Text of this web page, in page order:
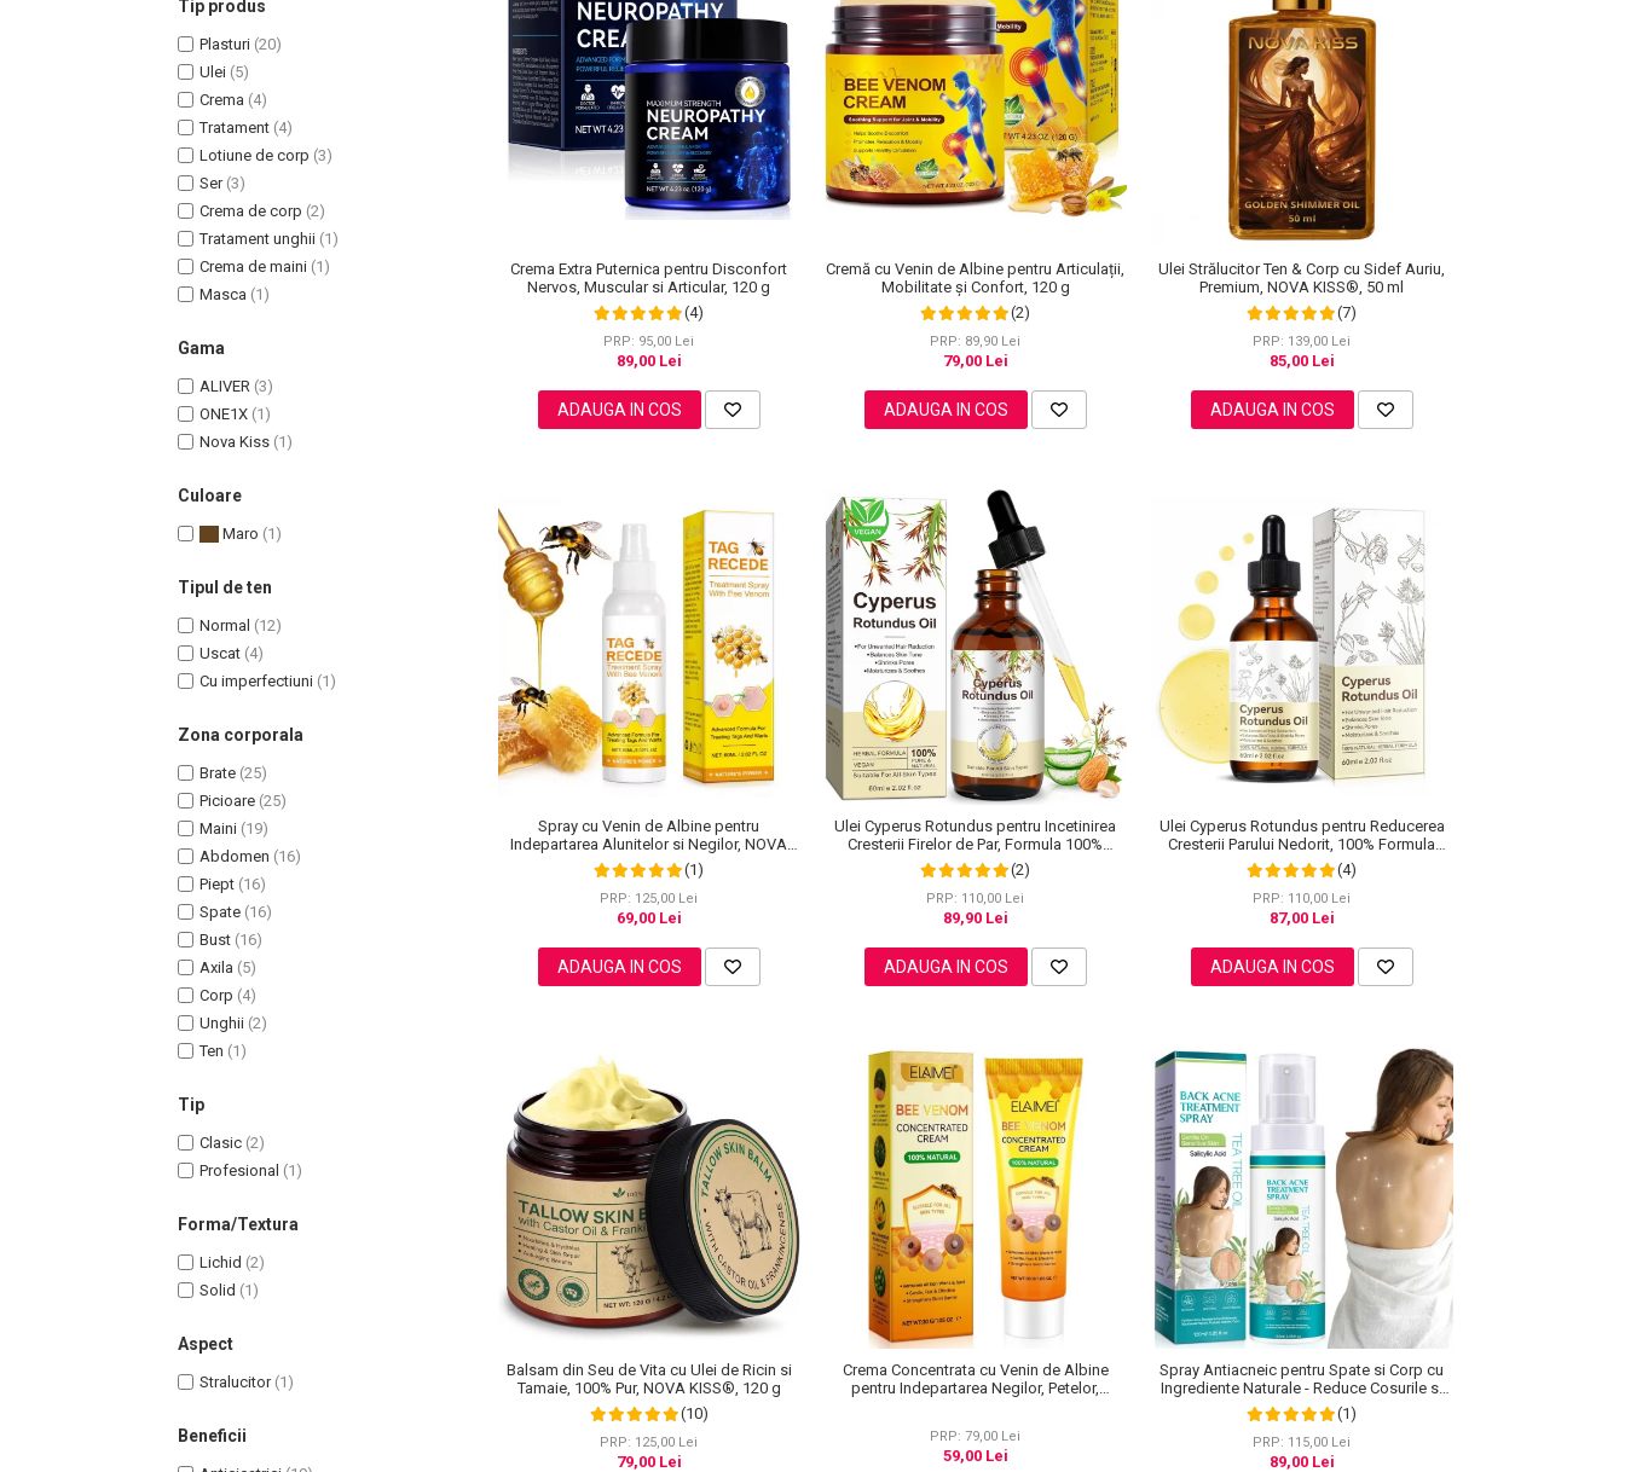
Uleiuri Unghii / Cuticule
Masaj Facial si Drenaj Limfatic
Plasturi ochi / nas / frunte
Produse Curatare Ten
Demachiant si Apa Micelara
Tip produs
Plasturi (20)
Ulei (5)
Crema (4)
Tratament (4)
Lotiune de corp (3)
Ser (3)
Crema de corp (2)
Tratament unghii (1)
Crema de maini (1)
Masca (1)
Gama
ALIVER (3)
ONE1X (1)
Nova Kiss (1)
Culoare
Maro (1)
Tipul de ten
Normal (12)
Uscat (4)
Cu imperfectiuni (1)
Zona corporala
Brate (25)
Picioare (25)
Maini (19)
Abdomen (16)
Piept (16)
Spate (16)
Bust (16)
Axila (5)
Corp (4)
Unghii (2)
Ten (1)
Tip
Clasic (2)
Profesional (1)
Forma/Textura
Lichid (2)
Solid (1)
Aspect
Stralucitor (1)
Beneficii
Crema Extra Puternica pentru Disconfort
Nervos, Muscular si Articular, 120 g
(4)
PRP: 95,00 Lei
89,00 Lei
ADAUGA IN COS
Cremă cu Venin de Albine pentru Articulații,
Mobilitate și Confort, 120 g
(2)
PRP: 89,90 Lei
79,00 Lei
ADAUGA IN COS
Ulei Strălucitor Ten & Corp cu Sidef Auriu,
Premium, NOVA KISS®, 50 ml
(7)
PRP: 139,00 Lei
85,00 Lei
ADAUGA IN COS
Spray cu Venin de Albine pentru
Indepartarea Alunitelor si Negilor, NOVA
KISS®, 60 ml(1)
PRP: 125,00 Lei
69,00 Lei
ADAUGA IN COS
Ulei Cyperus Rotundus pentru Incetinirea
Cresterii Firelor de Par, Formula 100%
Naturala, NOVA KISS®, 60 ml
(2)
PRP: 110,00 Lei
89,90 Lei
ADAUGA IN COS
Ulei Cyperus Rotundus pentru Reducerea
Cresterii Parului Nedorit, 100% Formula
Naturala, NOVA KISS®, 60 ml
(4)
PRP: 110,00 Lei
87,00 Lei
ADAUGA IN COS
Balsam din Seu de Vita cu Ulei de Ricin si
Tamaie, 100% Pur, NOVA KISS®, 120 g
(10)
PRP: 125,00 Lei
79,00 Lei
Crema Concentrata cu Venin de Albine
pentru Indepartarea Negilor, Petelor,
PRP: 79,00 Lei
59,00 Lei
Spray Antiacneic pentru Spate si Corp cu
Ingrediente Naturale - Reduce Cosurile si
Excesul de Sebum, 120 ml
(1)
PRP: 115,00 Lei
89,00 Lei